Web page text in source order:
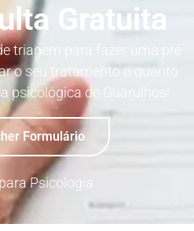
Gratuita
triagem para fazer uma pré
o seu tratamento o quanto
psicológica de Guarulhos!
Formulário
Psicologia